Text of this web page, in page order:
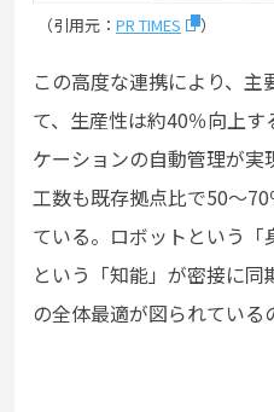
（引用元： PR TIMES ）
この高度な連携により、
て、生産性は約40％向上
ケーションの自動管理が
工数も既存拠点比で50〜
ている。ロボットという
という「知能」が密接に
の全体最適が図られている